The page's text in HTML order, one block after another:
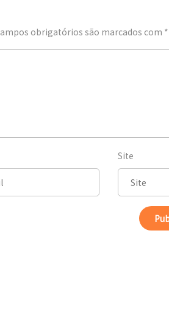
obrigatórios são marcados com *
Site